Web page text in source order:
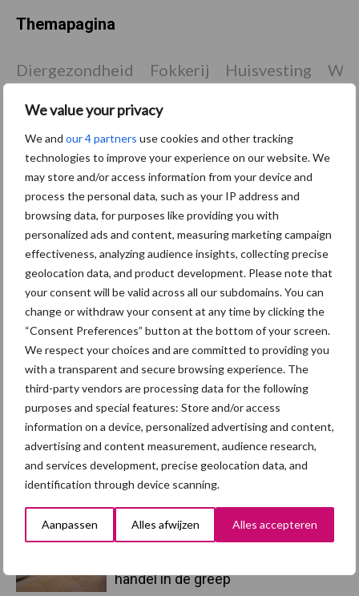
We value your privacy
We and our 4 partners use cookies and other tracking
technologies to improve your experience on our website. We
may store and/or access information from your device and
process the personal data, such as your IP address and
browsing data, for purposes like providing you with
personalized ads and content, measuring marketing campaign
effectiveness, analyzing audience insights, collecting precise
geolocation data, and product development. Please note that
your consent will be valid across all our subdomains. You can
change or withdraw your consent at any time by clicking the
“Consent Preferences” button at the bottom of your screen.
We respect your choices and are committed to providing you
with a transparent and secure browsing experience. The
third-party vendors are processing data for the following
purposes and special features: Store and/or access
information on a device, personalized advertising and content,
advertising and content measurement, audience research,
and services development, precise geolocation data, and
identification through device scanning.
Aanpassen Alles afwijzen Alles accepteren
Primaire
Sidebar
Recent nieuws Partner nieuws
7 aug
Britse varkenssector vreest
afzetcrisis in het najaar
7 aug
Hittestress: wat gebeurt er en hoe
kunnen we het voorkomen?
7 aug
Grondstoffenmarkt blijft grillig:
handel in de greep
Themapagina
Diergezondheid Fokkerij Huisvesting
Afrikaanse
varkenspest
Brachyspira
Toon meer